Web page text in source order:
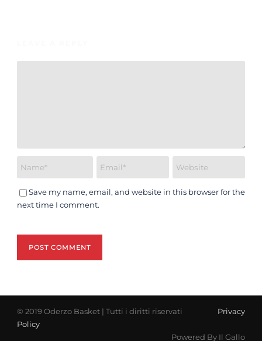
Save my name, email, and website in this browser for the
next time I comment.
© 2019 Oderzo Basket | Tutti i diritti riservati
Privacy
Policy
Powered By Il Gallo